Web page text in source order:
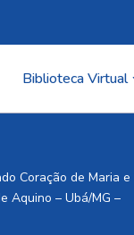
Biblioteca Virtual
Coração de Maria
Aquino – Ubá/MG –